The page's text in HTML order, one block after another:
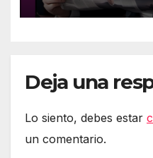
Deja una
Lo siento, debes estar
un comentario.